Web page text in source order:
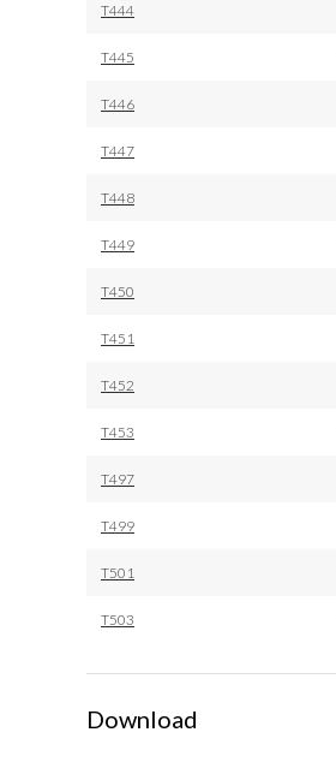
T444
T445
T446
T447
T448
T449
T450
T451
T452
T453
T497
T499
T501
T503
Download